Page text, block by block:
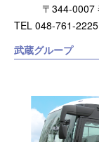
〒344-0007 春
TEL 048-761-
武蔵グループ